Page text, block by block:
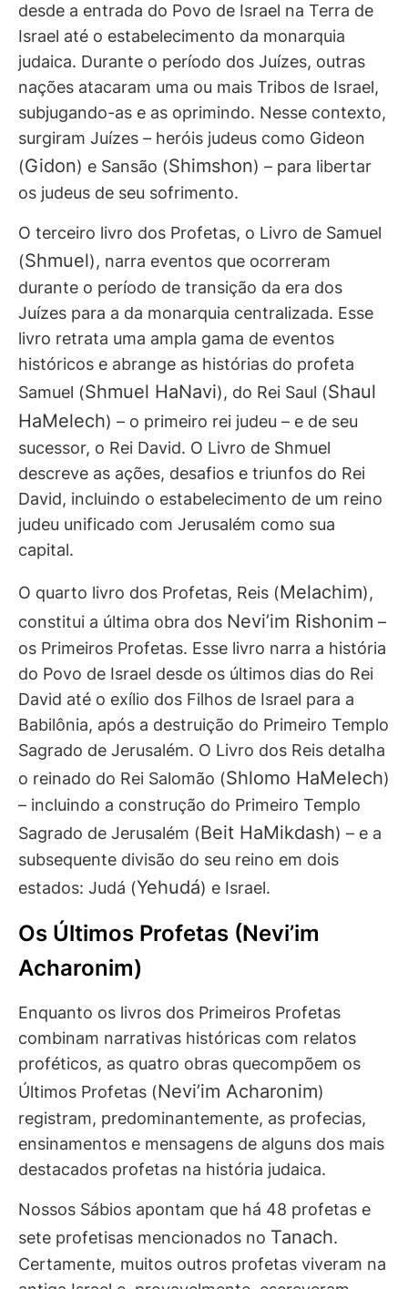
desde a entrada do Povo de Israel na Terra de
Israel até o estabelecimento da monarquia
judaica. Durante o período dos Juízes, outras
nações atacaram uma ou mais Tribos de Israel,
subjugando-as e as oprimindo. Nesse contexto,
surgiram Juízes – heróis judeus como Gideon
(Gidon) e Sansão (Shimshon) – para libertar
os judeus de seu sofrimento.
O terceiro livro dos Profetas, o Livro de Samuel
(Shmuel), narra eventos que ocorreram
durante o período de transição da era dos
Juízes para a da monarquia centralizada. Esse
livro retrata uma ampla gama de eventos
históricos e abrange as histórias do profeta
Samuel (Shmuel HaNavi), do Rei Saul (Shaul
HaMelech) – o primeiro rei judeu – e de seu
sucessor, o Rei David. O Livro de Shmuel
descreve as ações, desafios e triunfos do Rei
David, incluindo o estabelecimento de um reino
judeu unificado com Jerusalém como sua
capital.
O quarto livro dos Profetas, Reis (Melachim),
constitui a última obra dos Nevi’im Rishonim –
os Primeiros Profetas. Esse livro narra a história
do Povo de Israel desde os últimos dias do Rei
David até o exílio dos Filhos de Israel para a
Babilônia, após a destruição do Primeiro Templo
Sagrado de Jerusalém. O Livro dos Reis detalha
o reinado do Rei Salomão (Shlomo HaMelech)
– incluindo a construção do Primeiro Templo
Sagrado de Jerusalém (Beit HaMikdash) – e a
subsequente divisão do seu reino em dois
estados: Judá (Yehudá) e Israel.
Os Últimos Profetas (Nevi’im
Acharonim)
Enquanto os livros dos Primeiros Profetas
combinam narrativas históricas com relatos
proféticos, as quatro obras quecompõem os
Últimos Profetas (Nevi’im Acharonim)
registram, predominantemente, as profecias,
ensinamentos e mensagens de alguns dos mais
destacados profetas na história judaica.
Nossos Sábios apontam que há 48 profetas e
sete profetisas mencionados no Tanach.
Certamente, muitos outros profetas viveram na